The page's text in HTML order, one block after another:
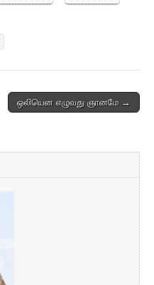
ஒலியென எழுவது ஞானமே →